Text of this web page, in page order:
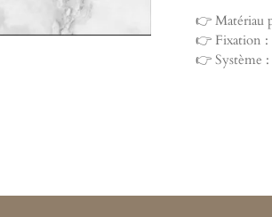
👉 Matériau
👉 Fixation :
👉 Système